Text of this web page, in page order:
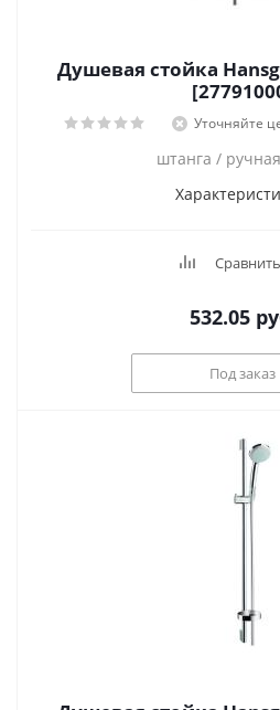
Душевая стойка
Уточняйте
штанга /
Сравнить
532.05
Под заказ